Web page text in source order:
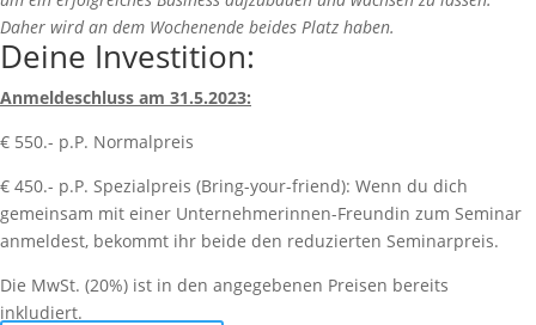
Daher wird an dem Wochenende beides Platz haben.
Deine Investition:
Anmeldeschluss am 31.5.2023:
€ 550.- p.P. Normalpreis
€ 450.- p.P. Spezialpreis (Bring-your-friend): Wenn du dich
gemeinsam mit einer Unternehmerinnen-Freundin zum Seminar
anmeldest, bekommt ihr beide den reduzierten Seminarpreis.
Die MwSt. (20%) ist in den angegebenen Preisen bereits
inkludiert.